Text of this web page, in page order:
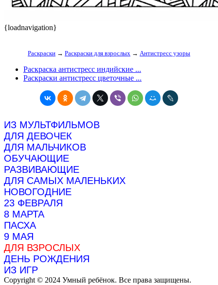
{loadnavigation}
Раскраски → Раскраски для взрослых → Антистресс узоры
Раскраска антистресс индийские ...
Раскраски антистресс цветочные ...
ИЗ МУЛЬТФИЛЬМОВ
ДЛЯ ДЕВОЧЕК
ДЛЯ МАЛЬЧИКОВ
ОБУЧАЮЩИЕ
РАЗВИВАЮЩИЕ
ДЛЯ САМЫХ МАЛЕНЬКИХ
НОВОГОДНИЕ
23 ФЕВРАЛЯ
8 МАРТА
ПАСХА
9 МАЯ
ДЛЯ ВЗРОСЛЫХ
ДЕНЬ РОЖДЕНИЯ
ИЗ ИГР
Copyright © 2024 Умный ребёнок. Все права защищены.